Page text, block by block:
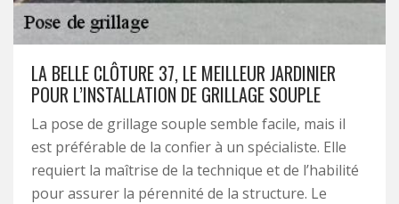
LA BELLE CLÔTURE 37, LE MEILLEUR JARDINIER
POUR L’INSTALLATION DE GRILLAGE SOUPLE
La pose de grillage souple semble facile, mais il
est préférable de la confier à un spécialiste. Elle
requiert la maîtrise de la technique et de l’habilité
pour assurer la pérennité de la structure. Le